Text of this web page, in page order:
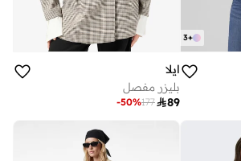
+
3
ايلا
بليزر مفصل
89
177
-50%